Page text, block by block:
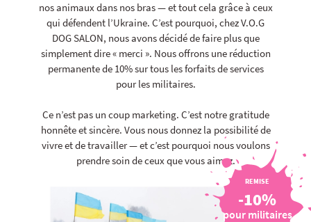
nos animaux dans nos bras — et tout cela grâce à ceux
qui défendent l’Ukraine. C’est pourquoi, chez V.O.G
DOG SALON, nous avons décidé de faire plus que
simplement dire « merci ». Nous offrons une réduction
permanente de 10% sur tous les forfaits de services
pour les militaires.
Ce n’est pas un coup marketing. C’est notre gratitude
honnête et sincère. Vous nous donnez la possibilité de
vivre et de travailler — et c’est pourquoi nous voulons
prendre soin de ceux que vous aimez.
REMISE
-10%
pour militaires